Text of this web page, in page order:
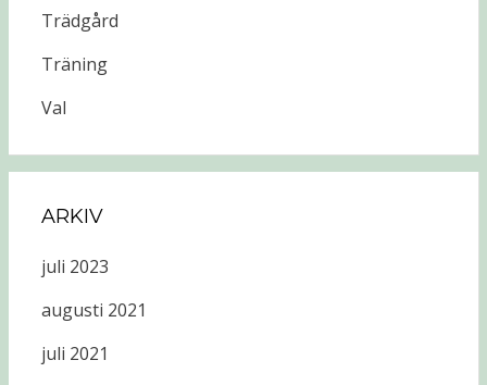
Trädgård
Träning
Val
ARKIV
juli 2023
augusti 2021
juli 2021